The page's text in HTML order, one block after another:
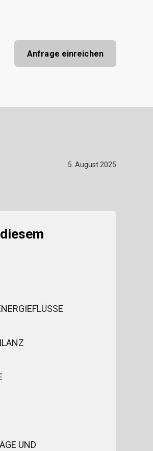
Anfrage einreichen
5. August 2025
UND